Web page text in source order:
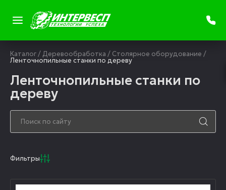
Каталог/ Деревообработка / Столярное оборудование /
Ленточнопильные станки по дереву
Ленточнопильные станки по
дереву
Фильтры